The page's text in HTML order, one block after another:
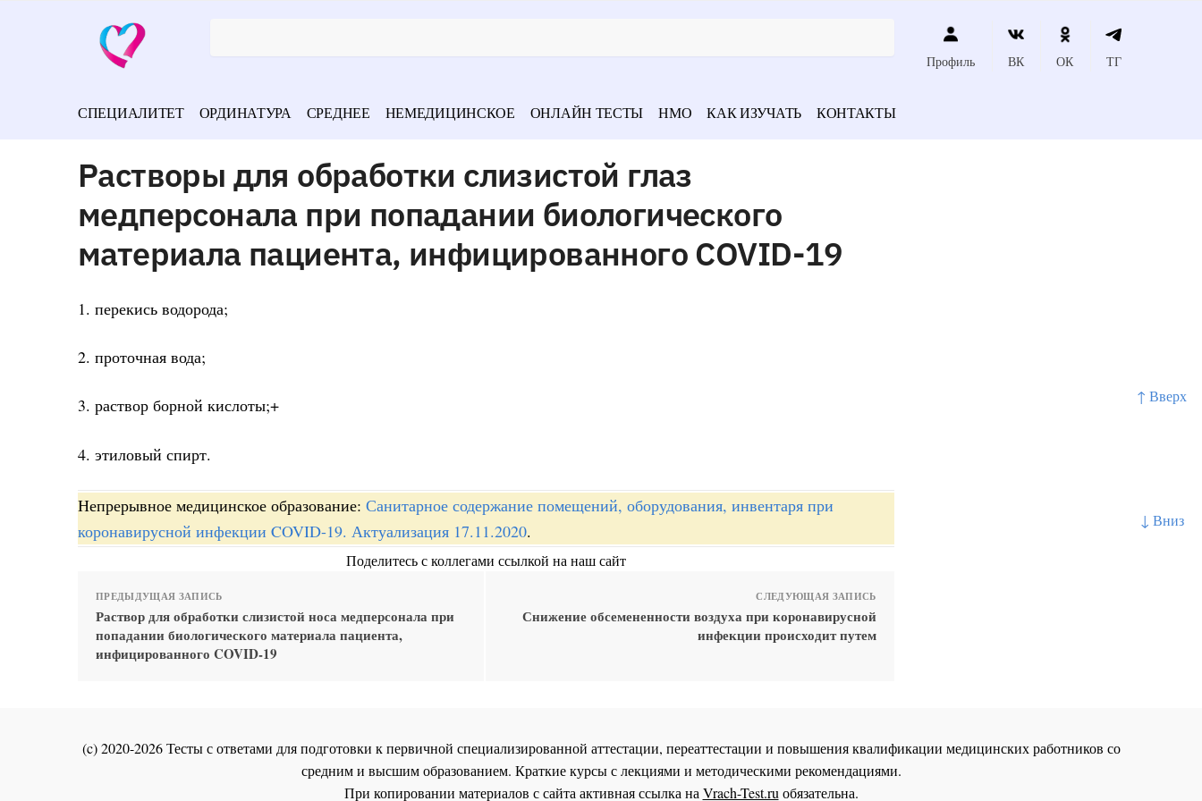
↑ Вверх
↓ Вниз
Профиль ВК ОК ТГ
СПЕЦИАЛИТЕТ ОРДИНАТУРА СРЕДНЕЕ НЕМЕДИЦИНСКОЕ ОНЛАЙН ТЕСТЫ НМО КАК ИЗУЧАТЬ КОНТАКТЫ
Растворы для обработки слизистой глаз
медперсонала при попадании биологического
материала пациента, инфицированного COVID-19
1. перекись водорода;
2. проточная вода;
3. раствор борной кислоты;+
4. этиловый спирт.
Непрерывное медицинское образование: Санитарное содержание помещений, оборудования, инвентаря при
коронавирусной инфекции COVID-19. Актуализация 17.11.2020.
Поделитесь с коллегами ссылкой на наш сайт
ПРЕДЫДУЩАЯ ЗАПИСЬ
Раствор для обработки слизистой носа медперсонала при
попадании биологического материала пациента,
инфицированного COVID-19
СЛЕДУЮЩАЯ ЗАПИСЬ
Снижение обсемененности воздуха при коронавирусной
инфекции происходит путем
(c) 2020-2026 Тесты с ответами для подготовки к первичной специализированной аттестации, переаттестации и повышения квалификации медицинских работников со
средним и высшим образованием. Краткие курсы с лекциями и методическими рекомендациями.
При копировании материалов с сайта активная ссылка наVrach-Test.ruобязательна.